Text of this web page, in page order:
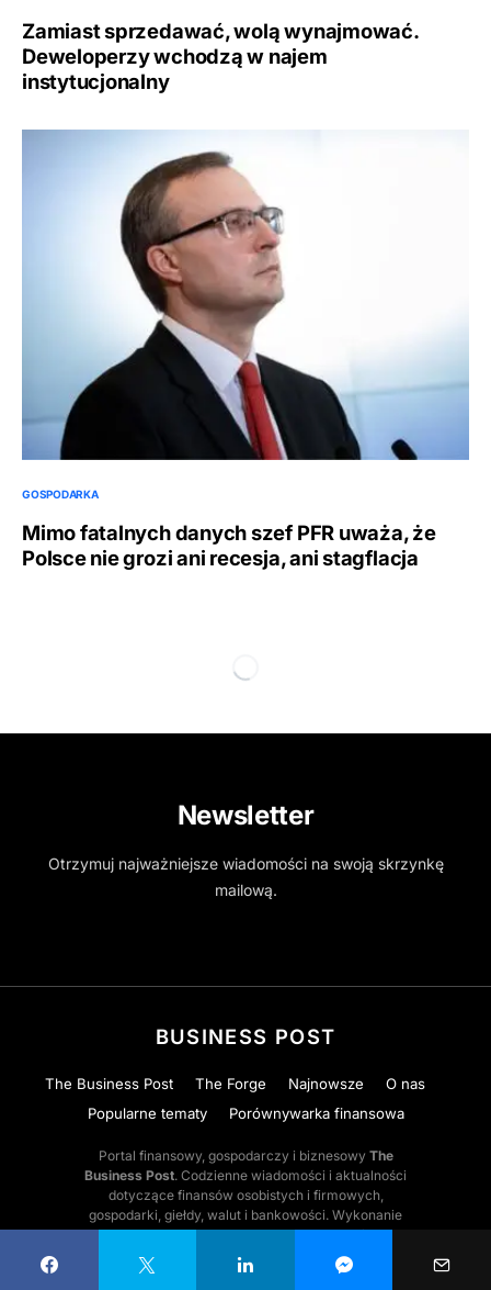
Zamiast sprzedawać, wolą wynajmować.
Deweloperzy wchodzą w najem
instytucjonalny
GOSPODARKA
Mimo fatalnych danych szef PFR uważa, że
Polsce nie grozi ani recesja, ani stagflacja
Newsletter
Otrzymuj najważniejsze wiadomości na swoją skrzynkę
mailową.
BUSINESS POST
The Business Post The Forge Najnowsze
O nas
Popularne tematy
Porównywarka finansowa
Portal finansowy, gospodarczy i biznesowy The
Business Post. Codzienne wiadomości i aktualności
dotyczące finansów osobistych i firmowych,
gospodarki, giełdy, walut i bankowości. Wykonanie
Digital AgencybyMDKM Digital Mediapart ofMDKM
Enterprises